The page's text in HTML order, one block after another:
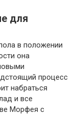
для
в положении
она
процесс
набраться
и все
Морфея с